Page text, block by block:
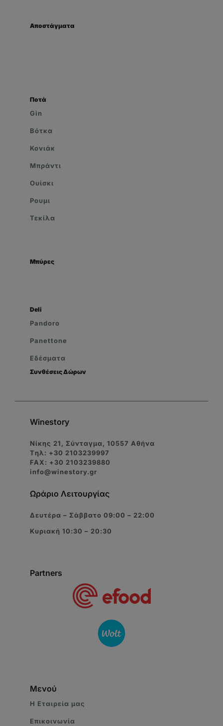
Αποστάγματα
Ποτά
Gin
Βότκα
Κονιάκ
Μπράντι
Ουίσκι
Ρουμι
Τεκίλα
Μπύρες
Deli
Pandoro
Panettone
Εδέσματα
Συνθέσεις Δώρων
Winestory
Νίκης 21, Σύνταγμα, 10557 Αθήνα
Tηλ: +30 2103239997
FAX: +30 2103239880
info@winestory.gr
Ωράριο Λειτουργίας
Δευτέρα – Σάββατο 09:00 – 22:00
Κυριακή 10:30 – 20:30
Partners
Μενού
Η Eταιρεία μας
Επικοινωνία